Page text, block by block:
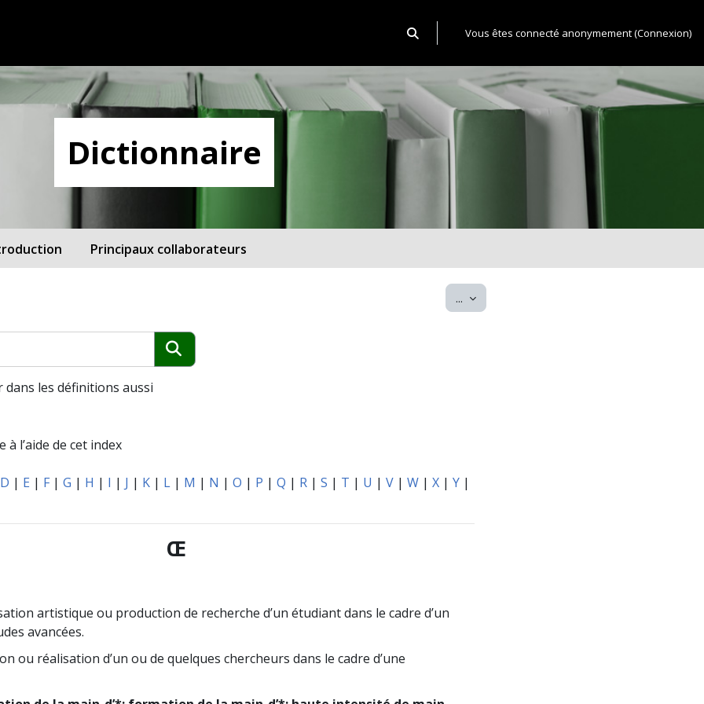
Activer/désactiver la saisie de recherche
Vous êtes connecté anonymement (Connexion)
Dictionnaire
Principaux collaborateurs
... Exporter des articles
Chercher
dans les définitions aussi
l’aide de cet index
D | E | F | G | H | I | J | K | L | M | N | O | P | Q | R | S | T | U | V | W | X | Y |
Œ
artistique ou production de recherche d’un étudiant dans le cadre d’un
avancées.
ou réalisation d’un ou de quelques chercheurs dans le cadre d’une